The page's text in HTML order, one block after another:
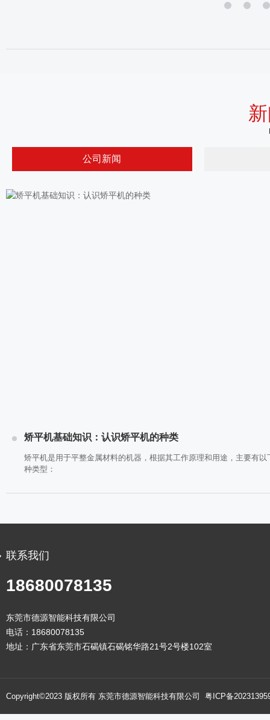
公司新闻
矫平机基础知识：认识矫平机的种类
矫平机是用于平整金属材料的机器，根据其工作原理和用途，主要有以
种类型：
联系我们
18680078135
东莞市德源智能科技有限公司
电话：18680078135
地址：广东省东莞市石碣镇石碣铭华路21号2号楼102室
Copyright©2023 版权所有 东莞市德源智能科技有限公司 粤ICP备